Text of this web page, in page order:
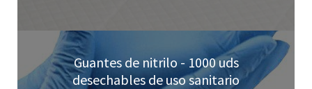
Guantes de nitrilo - 1000 uds
desechables de uso sanitario